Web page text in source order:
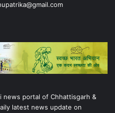
news portal of Chhattisgarh &
latest news update on